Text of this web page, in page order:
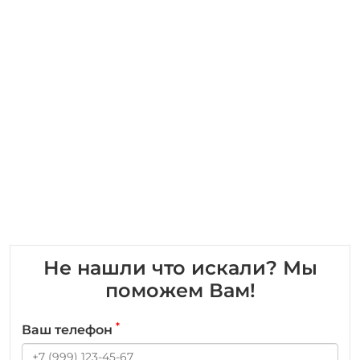
Не нашли что искали? Мы
поможем Вам!
Ваш телефон *